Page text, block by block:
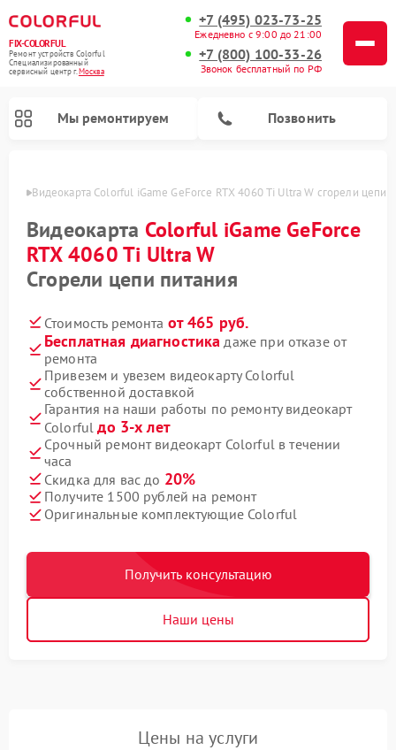
FIX-COLORFUL
Ремонт устройств Colorful
Специализированный
cервисный центр г.Москва
+7 (495) 023-73-25
Ежедневно с 9:00 до 21:00
+7 (800) 100-33-26
Звонок бесплатный по РФ
Мы ремонтируем Позвонить
Видеокарта Colorful iGame GeForce RTX 4060 Ti Ultra W сгорели цепи
Видеокарта Colorful iGame GeForce
RTX 4060 Ti Ultra W
Сгорели цепи питания
Стоимость ремонта от 465 руб.
Бесплатная диагностика даже при отказе от
ремонта
Привезем и увезем видеокарту Colorful
собственной доставкой
Гарантия на наши работы по ремонту видеокарт
Colorfulдо 3-х лет
Срочный ремонт видеокарт Colorful в течении
часа
Скидка для вас до 20%
Получите 1500 рублей на ремонт
Оригинальные комплектующие Colorful
Получить консультацию
Наши цены
Цены на услуги